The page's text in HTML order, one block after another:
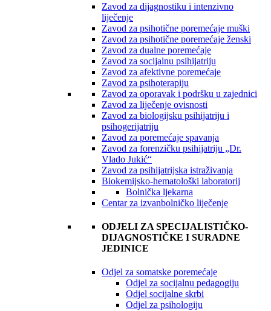
Zavod za dijagnostiku i intenzivno
liječenje
Zavod za psihotične poremećaje muški
Zavod za psihotične poremećaje ženski
Zavod za dualne poremećaje
Zavod za socijalnu psihijatriju
Zavod za afektivne poremećaje
Zavod za psihoterapiju
Zavod za oporavak i podršku u zajednici
Zavod za liječenje ovisnosti
Zavod za biologijsku psihijatriju i
psihogerijatriju
Zavod za poremećaje spavanja
Zavod za forenzičku psihijatriju „Dr.
Vlado Jukić“
Zavod za psihijatrijska istraživanja
Biokemijsko-hematološki laboratorij
Bolnička ljekarna
Centar za izvanbolničko liječenje
ODJELI ZA SPECIJALISTIČKO-
DIJAGNOSTIČKE I SURADNE
JEDINICE
Odjel za somatske poremećaje
Odjel za socijalnu pedagogiju
Odjel socijalne skrbi
Odjel za psihologiju